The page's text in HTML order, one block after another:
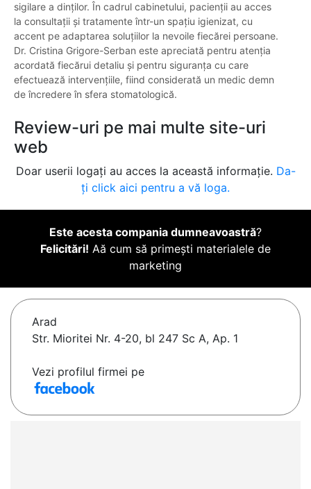
sigilare a dinților. În cadrul cabinetului, pacienții au acces
la consultații și tratamente într-un spațiu igienizat, cu
accent pe adaptarea soluțiilor la nevoile fiecărei persoane.
Dr. Cristina Grigore-Serban este apreciată pentru atenția
acordată fiecărui detaliu și pentru siguranța cu care
efectuează intervențiile, fiind considerată un medic demn
de încredere în sfera stomatologică.
Review-uri pe mai multe site-uri
web
Doar userii logați au acces la această informație. Da-
ți click aici pentru a vă loga.
Este acesta compania dumneavoastră?
Felicitări! Aă cum să primești materialele de
marketing
Arad
Str. Mioritei Nr. 4-20, bl 247 Sc A, Ap. 1
Vezi profilul firmei pe